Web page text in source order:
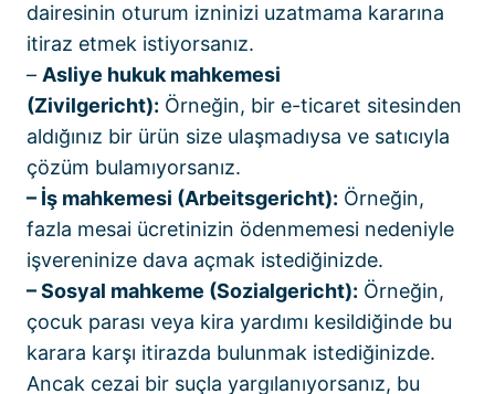
dairesinin oturum izninizi uzatmama kararına
itiraz etmek istiyorsanız.
– Asliye hukuk mahkemesi
(Zivilgericht): Örneğin, bir e-ticaret sitesinden
aldığınız bir ürün size ulaşmadıysa ve satıcıyla
çözüm bulamıyorsanız.
– İş mahkemesi (Arbeitsgericht): Örneğin,
fazla mesai ücretinizin ödenmemesi nedeniyle
işvereninize dava açmak istediğinizde.
– Sosyal mahkeme (Sozialgericht): Örneğin,
çocuk parası veya kira yardımı kesildiğinde bu
karara karşı itirazda bulunmak istediğinizde.
Ancak cezai bir suçla yargılanıyorsanız, bu